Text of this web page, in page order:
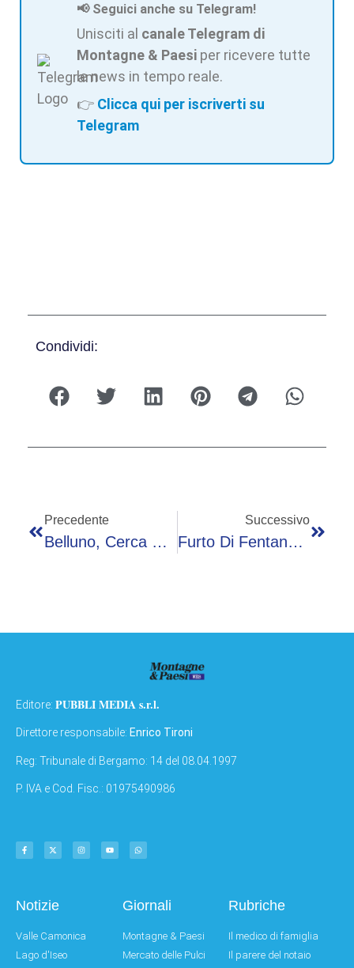
📢 Seguici anche su Telegram!
Unisciti al canale Telegram di
Montagne & Paesi per ricevere tutte
le news in tempo reale.
👉 Clicca qui per iscriverti su
Telegram
Condividi:
Precedente
Belluno, Cerca Pezzi Dello Specchietto Retrovisore In Galleria: Investito E Ucciso 79enne
Successivo
Furto Di Fentanyl, Ispettori All’Israelitico E Più Controlli Sulle Prescrizioni
Editore: PUBBLI MEDIA s.r.l.
Direttore responsabile: Enrico Tironi
Reg: Tribunale di Bergamo: 14 del 08.04.1997
P. IVA e Cod. Fisc.: 01975490986
Notizie
Valle Camonica
Lago d'Iseo
Giornali
Montagne & Paesi
Mercato delle Pulci
Rubriche
Il medico di famiglia
Il parere del notaio